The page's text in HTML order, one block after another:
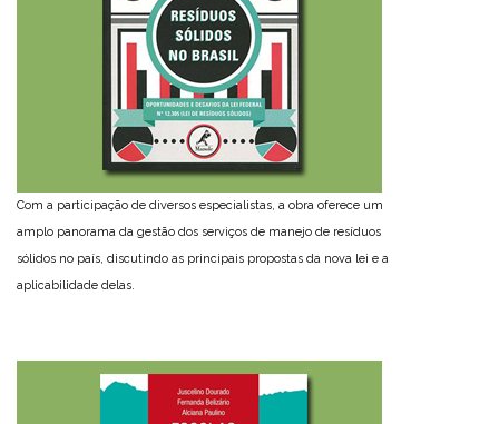
Com a participação de diversos especialistas, a obra oferece um
amplo panorama da gestão dos serviços de manejo de resíduos
sólidos no país, discutindo as principais propostas da nova lei e a
aplicabilidade delas.